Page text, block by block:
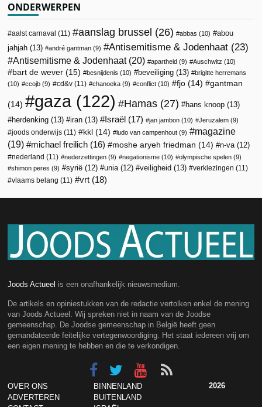
ONDERWERPEN
aalst carnaval (11) aanslag brussel (26) abbas (10)
abou
jahjah (13) andré gantman (9) Antisemitisme & Jodenhaat (23)
Antisemitisme & Jodenhaat(20) apartheid (9) Auschwitz (10)
bart de wever (15) besnijdenis (10) beveiliging (13)
brigitte herremans
(10)
ccojb (9) cd&v (11) chanoeka (9) conflict (10) fjo (14) gantman
(14) gaza(122) Hamas (27) hans knoop (13)
herdenking (13) iran (13) Israël (17) jan jambon (10) Jeruzalem (9)
joods onderwijs (11) kkl (14) ludo van campenhout (9)
magazine
(19)
michael freilich (16) moshe aryeh friedman (14) n-va(12)
nederland (11) nederzettingen (9) negationisme (10) olympische spelen (9)
shimon peres (9) syrië (12) unia(12) veiligheid (13) verkiezingen (11)
vlaams belang (11) vrt (18)
Joods Actueel is een onafhankelijk nieuwsmedium.
De artikels en opiniestukken van de redactie vertolken enkel de mening
van Joods Actueel. Wij spreken niet in naam van de Joodse
gemeenschap. De Joodse gemeenschap in België heeft geen
gemandateerde feitelijke vertegenwoordiging. Het staat iedereen vrij om
een eigen mening te hebben en die te verkondigen.
OVER ONS
ADVERTEREN
BINNENLAND
BUITENLAND
2026